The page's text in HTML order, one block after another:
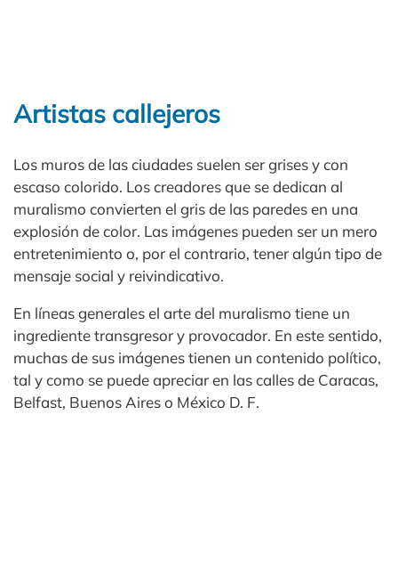
Artistas callejeros
Los muros de las ciudades suelen ser grises y con
escaso colorido. Los creadores que se dedican al
muralismo convierten el gris de las paredes en una
explosión de color. Las imágenes pueden ser un mero
entretenimiento o, por el contrario, tener algún tipo de
mensaje social y reivindicativo.
En líneas generales el arte del muralismo tiene un
ingrediente transgresor y provocador. En este sentido,
muchas de sus imágenes tienen un contenido político,
tal y como se puede apreciar en las calles de Caracas,
Belfast, Buenos Aires o México D. F.